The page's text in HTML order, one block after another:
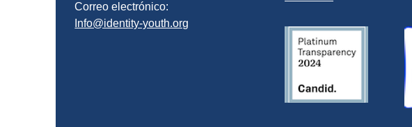
Correo electrónico:
Info@identity-youth.org